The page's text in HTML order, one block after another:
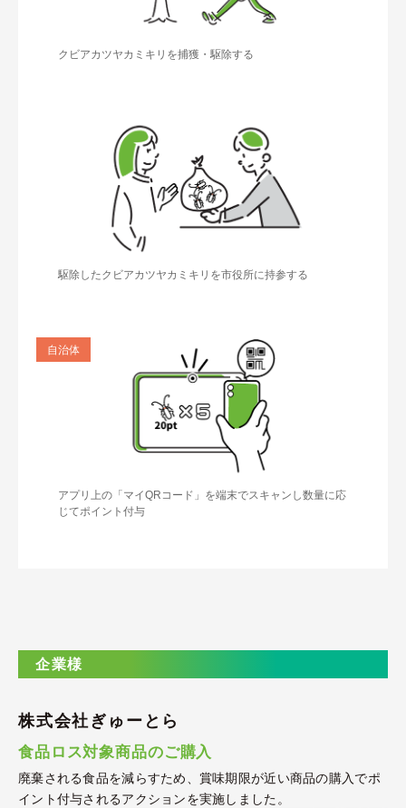
クビアカツヤカミキリを捕獲・駆除する
駆除したクビアカツヤカミキリを市役所に持参する
自治体
アプリ上の「マイQRコード」を端末でスキャンし数量に応
じてポイント付与
企業様
株式会社ぎゅーとら
食品ロス対象商品のご購入
廃棄される食品を減らすため、賞味期限が近い商品の購入でポ
イント付与されるアクションを実施しました。